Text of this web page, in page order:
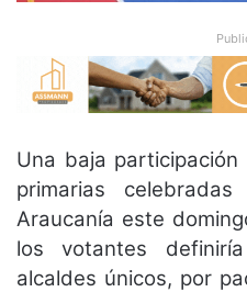
Una baja
primarias
Araucanía este
los votantes
alcaldes únicos, por